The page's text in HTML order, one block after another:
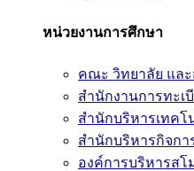
หน่วยงานการศึกษา
คณะ วิทยาลัย แล
สำนักงานการทะเ
สำนักบริหารเทคโ
สำนักบริหารกิจกา
องค์การบริหารสโ